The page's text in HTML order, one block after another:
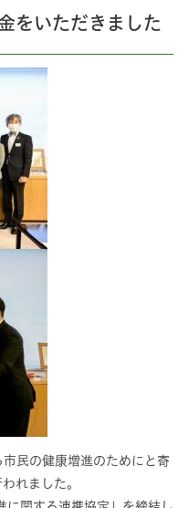
をいただきました
民の健康増進のためにと寄
れました。